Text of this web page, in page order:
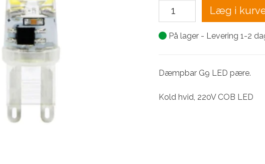
Læg i
På lager - Levering 1-2
Dæmpbar G9 LED pære.
Kold hvid, 220V COB LED